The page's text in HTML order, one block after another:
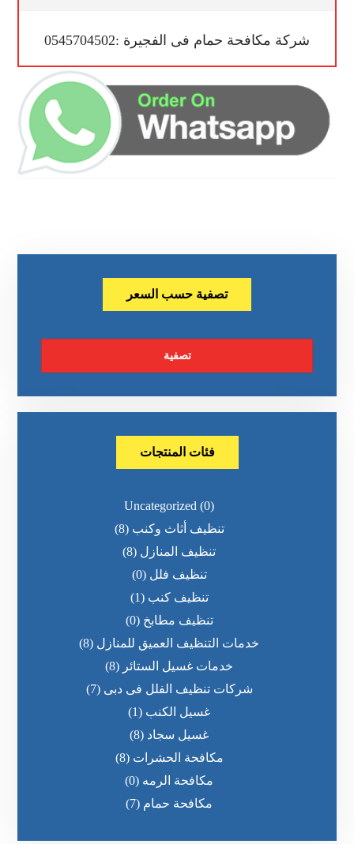
شركة مكافحة حمام فى الفجيرة :0545704502
تصفية حسب السعر
تصفية
فئات المنتجات
Uncategorized (0)
تنظيف أثاث وكنب (8)
تنظيف المنازل (8)
تنظيف فلل (0)
تنظيف كنب (1)
تنظيف مطابخ (0)
خدمات التنظيف العميق للمنازل (8)
خدمات غسيل الستائر (8)
شركات تنظيف الفلل فى دبى (7)
غسيل الكنب (1)
غسيل سجاد (8)
مكافحة الحشرات (8)
مكافحة الرمه (0)
مكافحة حمام (7)